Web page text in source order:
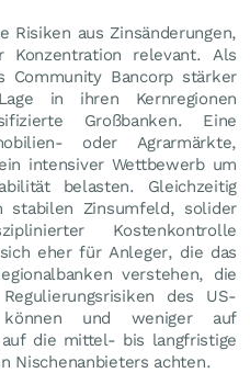
Risiken aus Zinsänderungen,
Konzentration relevant. Als
Community Bancorp stärker
in ihren Kernregionen
Großbanken. Eine
oder Agrarmärkte,
intensiver Wettbewerb um
belasten. Gleichzeitig
Zinsumfeld, solider
Kostenkontrolle
eher für Anleger, die das
verstehen, die
des US-
können und weniger auf
die mittel- bis langfristige
Nischenanbieters achten.